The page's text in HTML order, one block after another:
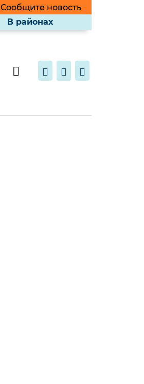
Сообщите новость
В районах